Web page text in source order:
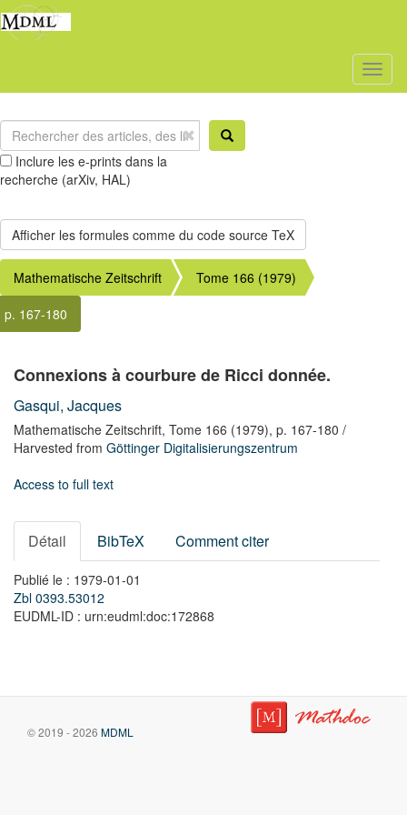
Inclure les e-prints dans la
recherche (arXiv, HAL)
Mathematische Zeitschrift
Tome 166 (1979)
p. 167-180
Connexions à courbure de Ricci donnée.
Gasqui, Jacques
Mathematische Zeitschrift, Tome 166 (1979), p. 167-180 /
Harvested from Göttinger Digitalisierungszentrum
Access to full text
Détail BibTeX Comment citer
Publié le : 1979-01-01
Zbl 0393.53012
EUDML-ID : urn:eudml:doc:172868
© 2019 - 2026 MDML